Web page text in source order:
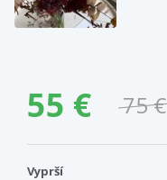
55 € 75 €
Vyprší